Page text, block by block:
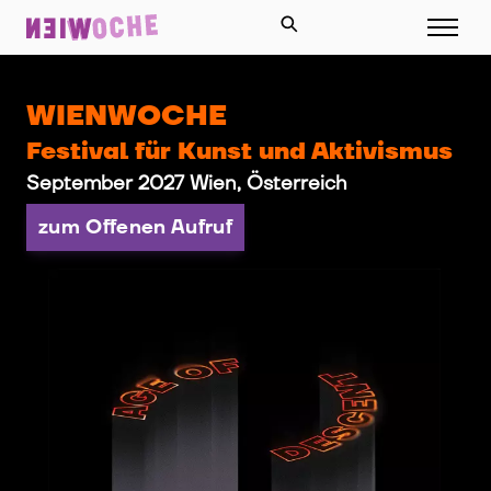
WIENWOCHE
Festival für Kunst und Aktivismus
September 2027 Wien, Österreich
zum Offenen Aufruf